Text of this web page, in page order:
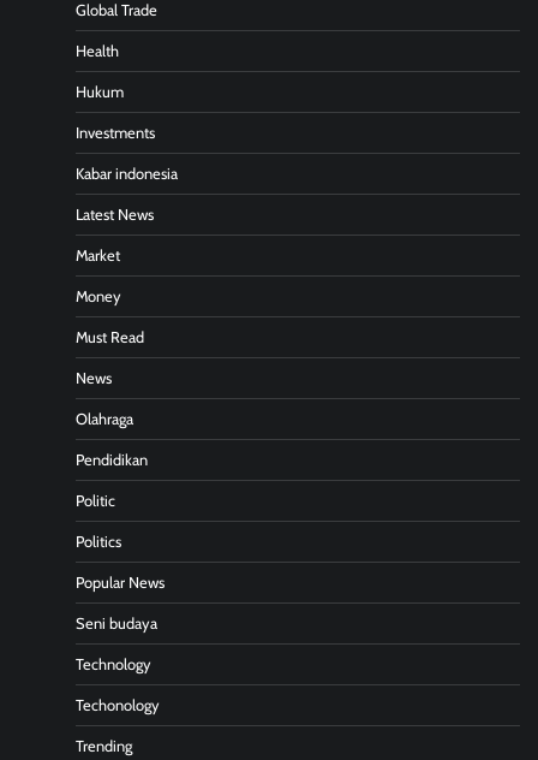
Global Trade
Health
Hukum
Investments
Kabar indonesia
Latest News
Market
Money
Must Read
News
Olahraga
Pendidikan
Politic
Politics
Popular News
Seni budaya
Technology
Techonology
Trending